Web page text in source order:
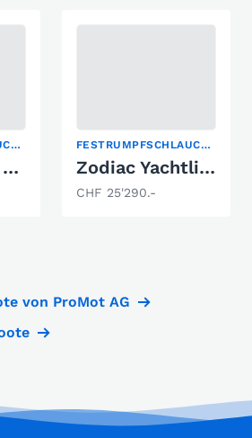
FESTRUMPFSCHLAUCHBOOT
Zodiac Open 5.5
FESTRUMPFSCHLAUCHBOOT
Zodiac Yachtline 490
CHF 25'290.-
von ProMot AG